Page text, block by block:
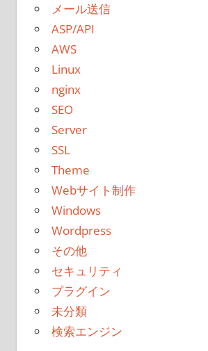
メール送信
ASP/API
AWS
Linux
nginx
SEO
Server
SSL
Theme
Webサイト制作
Windows
Wordpress
その他
セキュリティ
プラグイン
未分類
検索エンジン